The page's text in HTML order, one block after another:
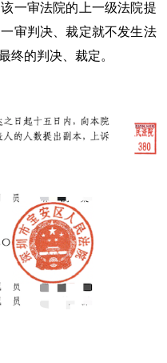
一审法院的上一级法院提
审判决、裁定就不发生法
终的判决、裁定。